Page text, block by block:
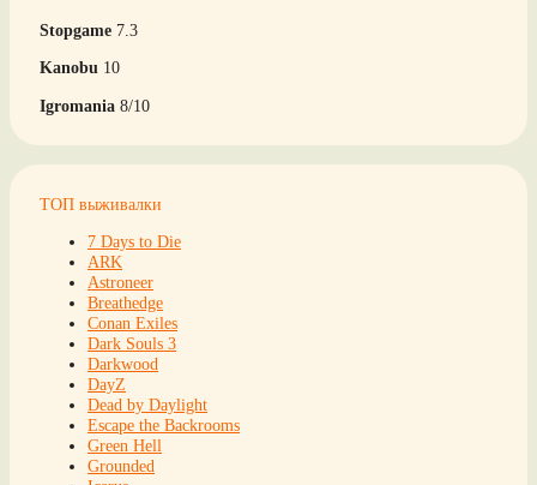
Stopgame 7.3
Kanobu 10
Igromania 8/10
ТОП выживалки
7 Days to Die
ARK
Astroneer
Breathedge
Conan Exiles
Dark Souls 3
Darkwood
DayZ
Dead by Daylight
Escape the Backrooms
Green Hell
Grounded